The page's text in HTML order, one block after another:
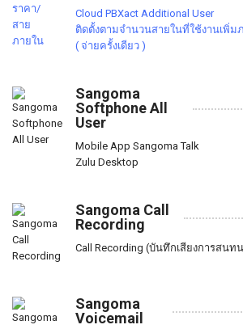
Cloud PBXact Additional User
ติดตั้งตามจำนวนสายในที่ใช้งานเพิ่ม
( จ่ายครั้งเดียว )
Sangoma
Softphone All
User
Mobile App Sangoma Talk
Zulu Desktop
Sangoma Call
Recording
Call Recording (บันทึกเสียงการสนท
Sangoma
Voicemail